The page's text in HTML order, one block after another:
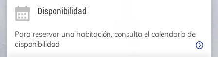
Disponibilidad
Para reservar una habitación, consulta el calendario de
disponibilidad